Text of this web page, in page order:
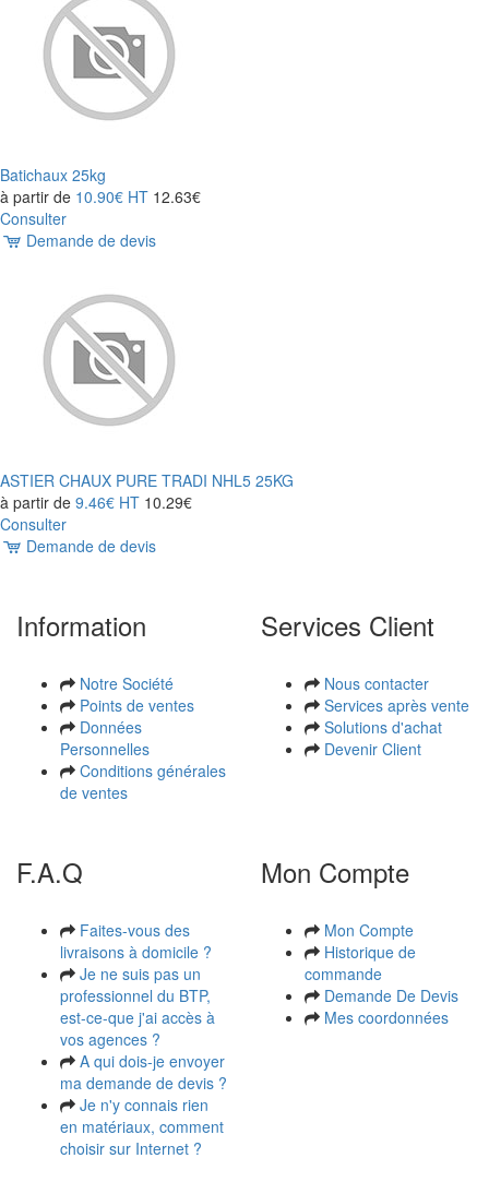
Batichaux 25kg
à partir de 10.90€ HT 12.63€
Consulter
Demande de devis
ASTIER CHAUX PURE TRADI NHL5 25KG
à partir de 9.46€ HT 10.29€
Consulter
Demande de devis
Information
Notre Société
Points de ventes
Données
Personnelles
Conditions générales
de ventes
Services Client
Nous contacter
Services après vente
Solutions d'achat
Devenir Client
F.A.Q
Faites-vous des
livraisons à domicile ?
Je ne suis pas un
professionnel du BTP,
est-ce-que j'ai accès à
vos agences ?
A qui dois-je envoyer
ma demande de devis ?
Je n'y connais rien
en matériaux, comment
choisir sur Internet ?
Mon Compte
Mon Compte
Historique de
commande
Demande De Devis
Mes coordonnées